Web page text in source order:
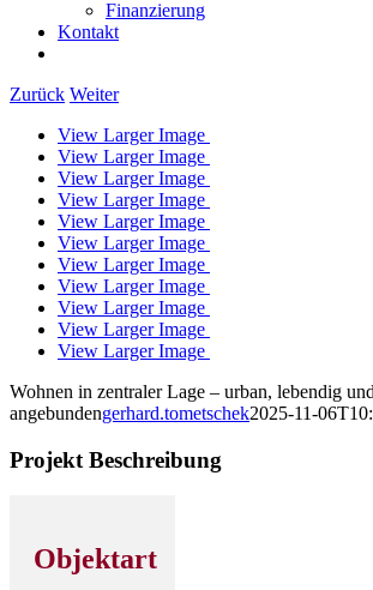
Finanzierung
Kontakt
Zurück Weiter
View Larger Image
View Larger Image
View Larger Image
View Larger Image
View Larger Image
View Larger Image
View Larger Image
View Larger Image
View Larger Image
View Larger Image
View Larger Image
Wohnen in zentraler Lage – urban, lebendig
angebundengerhard.tometschek2025-11-
Projekt Beschreibung
Objektart